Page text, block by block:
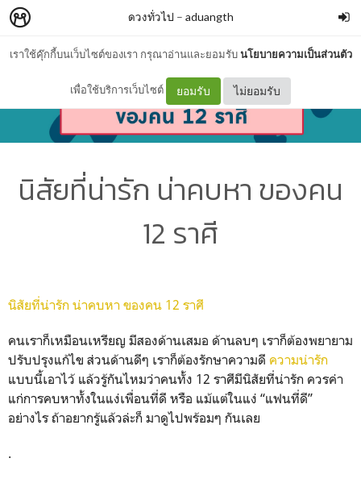
เราใช้คุ๊กกี้บนเว็บไซต์ของเรา กรุณาอ่านและยอมรับนโยบายความเป็นส่วนตัว
เพื่อใช้บริการเว็บไซต์ ยอมรับ ไม่ยอมรับ
ดวงทั่วไป – aduangth
นิสัยที่น่ารัก น่าคบหา ของคน
12 ราศี
นิสัยที่น่ารัก น่าคบหา ของคน 12 ราศี
คนเราก็เหมือนเหรียญ มีสองด้านเสมอ ด้านลบๆ เราก็ต้องพยายาม
ปรับปรุงแก้ไข ส่วนด้านดีๆ เราก็ต้องรักษาความดี ความน่ารัก
แบบนี้เอาไว้ แล้วรู้กันไหมว่าคนทั้ง 12 ราศีมีนิสัยที่น่ารัก ควรค่า
แก่การคบหาทั้งในแง่เพื่อนที่ดี หรือ แม้แต่ในแง่ “แฟนที่ดี”
อย่างไร ถ้าอยากรู้แล้วล่ะก็ มาดูไปพร้อมๆ กันเลย
.